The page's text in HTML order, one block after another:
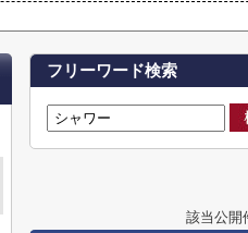
フリーワード検索
該当公開